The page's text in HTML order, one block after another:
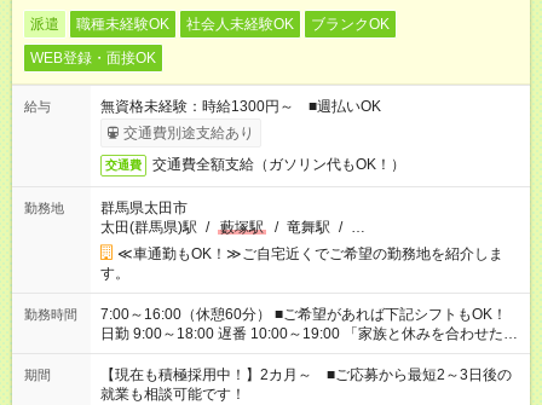
派遣 職種未経験OK 社会人未経験OK
ブランクOK
WEB登録・面接OK
給与
無資格未経験：時給1300円～ ■週払いOK
交通費別途支給あり
交通費 交通費全額支給（ガソリン代もOK！）
勤務地
群馬県太田市
太田(群馬県)駅 / 藪塚駅 / 竜舞駅 / …
≪車通勤もOK！≫ご自宅近くでご希望の勤務地を紹介しま
す。
勤務時間
7:00～16:00（休憩60分） ■ご希望があれば下記シフトもOK！
日勤 9:00～18:00 遅番 10:00～19:00 「家族と休みを合わせた
い」 「〇曜日は遅番がいい」 など、ご希望を教えてください
ね。 ※Wワーク希望の方へ 複数就業の場合は、合計40時間以
内。
期間
【現在も積極採用中！】2カ月～ ■ご応募から最短2～3日後の
就業も相談可能です！